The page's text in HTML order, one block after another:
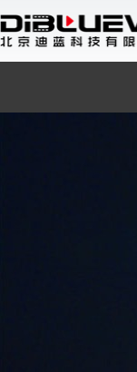
跳
至
内